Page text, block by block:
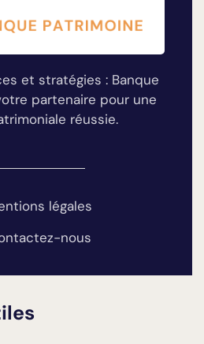
et stratégies : Banque
partenaire pour une
réussie.
légales
nous